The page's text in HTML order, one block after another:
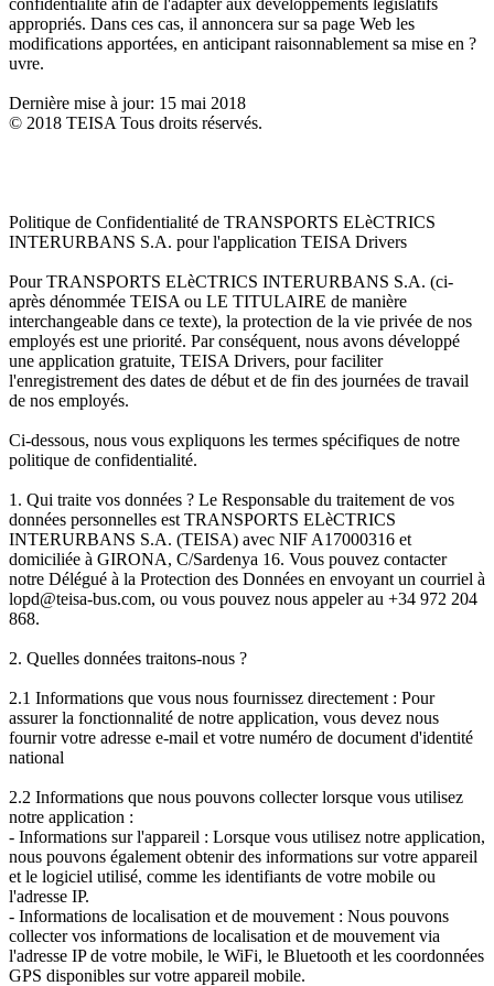
appropriés. Dans ces cas, il annoncera sur sa page Web les
modifications apportées, en anticipant raisonnablement sa mise en ?
uvre.
Dernière mise à jour: 15 mai 2018
© 2018 TEISA Tous droits réservés.
Politique de Confidentialité de TRANSPORTS ELèCTRICS
INTERURBANS S.A. pour l'application TEISA Drivers
Pour TRANSPORTS ELèCTRICS INTERURBANS S.A. (ci-
après dénommée TEISA ou LE TITULAIRE de manière
interchangeable dans ce texte), la protection de la vie privée de nos
employés est une priorité. Par conséquent, nous avons développé
une application gratuite, TEISA Drivers, pour faciliter
l'enregistrement des dates de début et de fin des journées de travail
de nos employés.
Ci-dessous, nous vous expliquons les termes spécifiques de notre
politique de confidentialité.
1. Qui traite vos données ? Le Responsable du traitement de vos
données personnelles est TRANSPORTS ELèCTRICS
INTERURBANS S.A. (TEISA) avec NIF A17000316 et
domiciliée à GIRONA, C/Sardenya 16. Vous pouvez contacter
notre Délégué à la Protection des Données en envoyant un courriel à
lopd@teisa-bus.com, ou vous pouvez nous appeler au +34 972 204
868.
2. Quelles données traitons-nous ?
2.1 Informations que vous nous fournissez directement : Pour
assurer la fonctionnalité de notre application, vous devez nous
fournir votre adresse e-mail et votre numéro de document d'identité
national
2.2 Informations que nous pouvons collecter lorsque vous utilisez
notre application :
- Informations sur l'appareil : Lorsque vous utilisez notre application,
nous pouvons également obtenir des informations sur votre appareil
et le logiciel utilisé, comme les identifiants de votre mobile ou
l'adresse IP.
- Informations de localisation et de mouvement : Nous pouvons
collecter vos informations de localisation et de mouvement via
l'adresse IP de votre mobile, le WiFi, le Bluetooth et les coordonnées
GPS disponibles sur votre appareil mobile.